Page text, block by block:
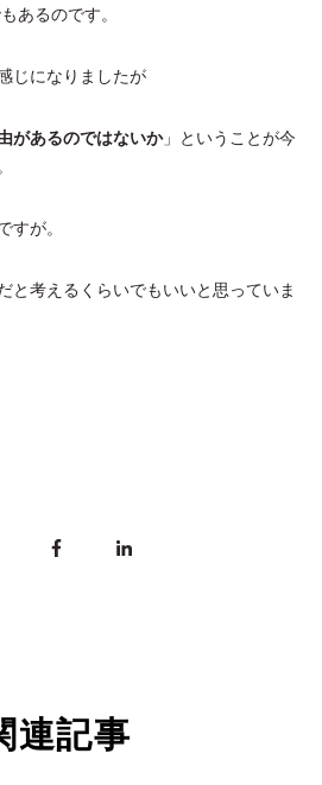
あるのです。
じになりましたが
があるのではないか」ということが今
すが。
と考えるくらいでもいいと思っていま
連記事